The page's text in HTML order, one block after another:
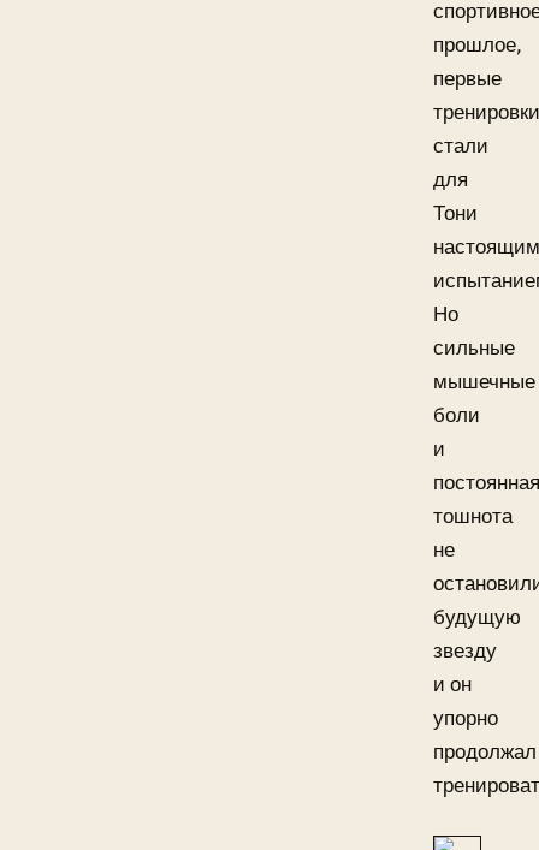
прошлое,
первые
тренировки
стали
для
Тони
настоящим
Но
сильные
мышечные
боли
и
постоянная
тошнота
не
будущую
звезду
и он
упорно
продолжал